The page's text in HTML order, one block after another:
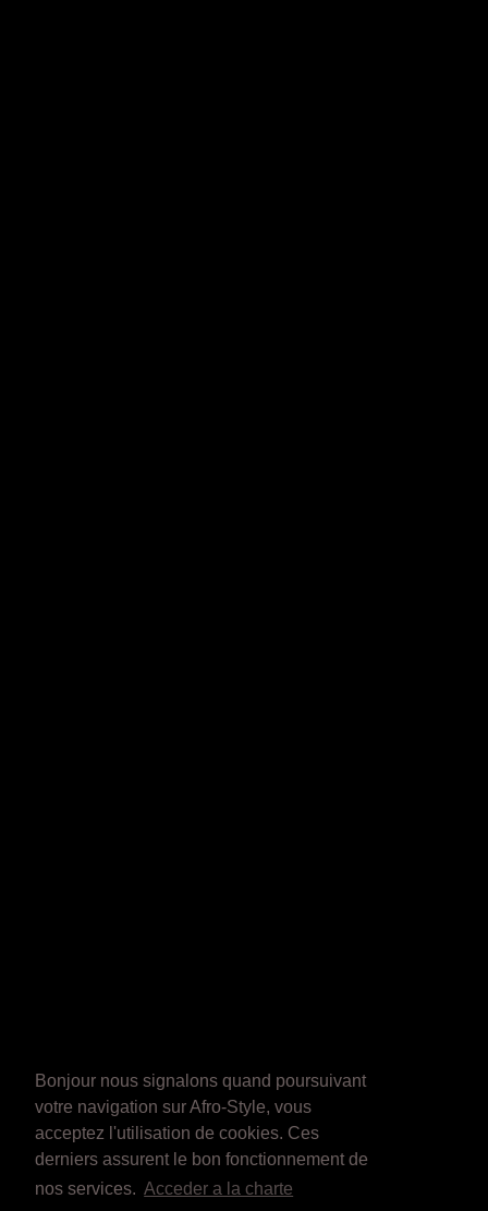
Bonjour nous signalons quand poursuivant
votre navigation sur Afro-Style, vous
acceptez l'utilisation de cookies. Ces
derniers assurent le bon fonctionnement de
nos services. Acceder a la charte